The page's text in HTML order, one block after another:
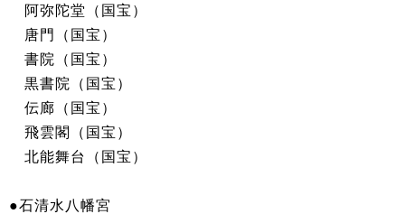
阿弥陀堂（国宝）
唐門（国宝）
書院（国宝）
黒書院（国宝）
伝廊（国宝）
飛雲閣（国宝）
北能舞台（国宝）
●石清水八幡宮